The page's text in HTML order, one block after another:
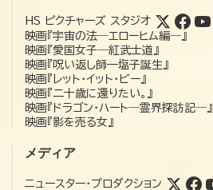
HS ピクチャーズ スタジオ
映画『宇宙の法―エローヒム編―』
映画『愛国女子―紅武士道』
映画『呪い返し師—塩子誕生』
映画『レット・イット・ビー』
映画『二十歳に還りたい。』
映画『ドラゴン・ハート―霊界探訪記―』
映画『影を売る女』
メディア
ニュースター・プロダクション